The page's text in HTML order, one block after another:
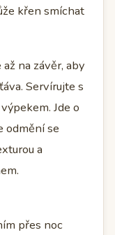
křen smíchat
na závěr, aby
Servírujte s
Jde o
odmění se
a
přes noc